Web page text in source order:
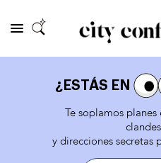
¿ESTÁS EN
Te soplamos
y direcciones secretas